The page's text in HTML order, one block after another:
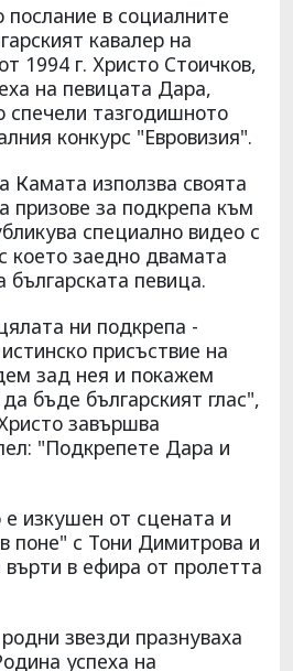
в социалните
кавалер на
1994 г. Христо Стоичков,
на певицата Дара,
спечели тазгодишното
конкурс "Евровизия".
използва своята
призове за подкрепа към
специално видео с
което заедно двамата
българската певица.
ни подкрепа -
присъствие на
зад нея и покажем
бъде българският глас",
завършва
"Подкрепете Дара и
изкушен от сцената и
поне" с Тони Димитрова и
върти в ефира от пролетта
звезди празнуваха
успеха на